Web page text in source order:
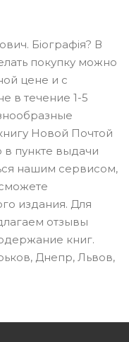
Біографія? В
покупку можно
цене и с
в течение 1-5
Новой Почтой
в пункте выдачи
нашим сервисом,
издания. Для
отзывы
книг.
Днепр, Львов,